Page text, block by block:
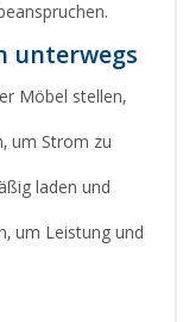
unterwegs
Möbel stellen,
um Strom zu
laden und
um Leistung und